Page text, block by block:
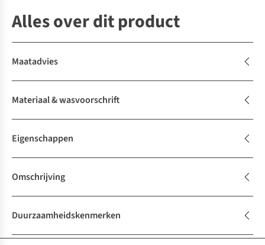
Alles over dit product
Maatadvies
Materiaal & wasvoorschrift
Eigenschappen
Omschrijving
Duurzaamheidskenmerken